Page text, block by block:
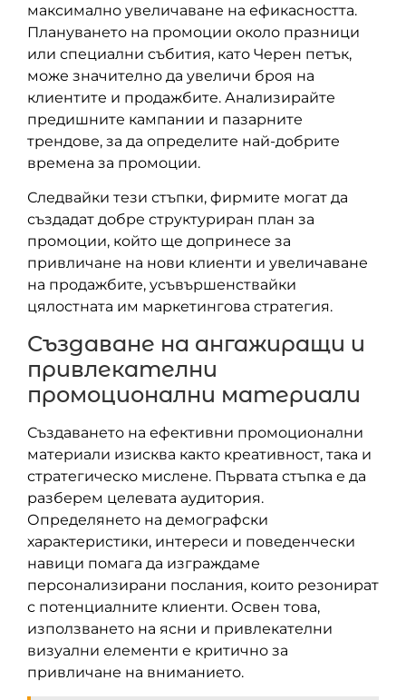
максимално увеличаване на ефикасността.
Плануването на промоции около празници
или специални събития, като Черен петък,
може значително да увеличи броя на
клиентите и продажбите. Анализирайте
предишните кампании и пазарните
трендове, за да определите най-добрите
времена за промоции.
Следвайки тези стъпки, фирмите могат да
създадат добре структуриран план за
промоции, който ще допринесе за
привличане на нови клиенти и увеличаване
на продажбите, усъвършенствайки
цялостната им маркетингова стратегия.
Създаване на ангажиращи и
привлекателни
промоционални материали
Създаването на ефективни промоционални
материали изисква както креативност, така и
стратегическо мислене. Първата стъпка е да
разберем целевата аудитория.
Определянето на демографски
характеристики, интереси и поведенчески
навици помага да изграждаме
персонализирани послания, които резонират
с потенциалните клиенти. Освен това,
използването на ясни и привлекателни
визуални елементи е критично за
привличане на вниманието.